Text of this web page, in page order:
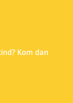
Kom dan